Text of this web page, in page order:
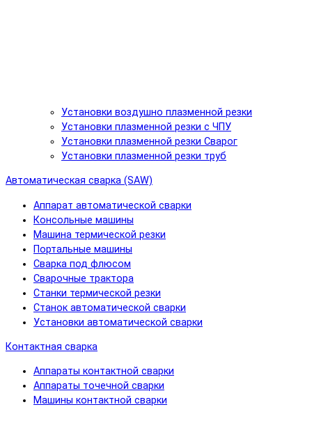
Установки воздушно плазменной резки
Установки плазменной резки с ЧПУ
Установки плазменной резки Сварог
Установки плазменной резки труб
Автоматическая сварка (SAW)
Аппарат автоматической сварки
Консольные машины
Машина термической резки
Портальные машины
Сварка под флюсом
Сварочные трактора
Станки термической резки
Станок автоматической сварки
Установки автоматической сварки
Контактная сварка
Аппараты контактной сварки
Аппараты точечной сварки
Машины контактной сварки